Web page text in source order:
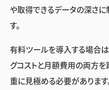
や取得できるデータの深さ
す。
有料ツールを導入する場合
グコストと月額費用の両方
重に見極める必要があります